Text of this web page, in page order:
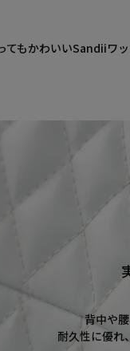
てもかわいいSandiiワ
背中や
耐久性に優れ